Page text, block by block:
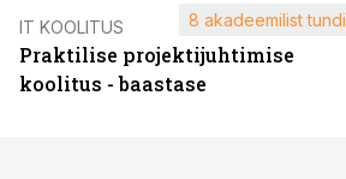
IT KOOLITUS
Praktilise projektijuhtimise
koolitus - baastase
8 akadeemilist tundi